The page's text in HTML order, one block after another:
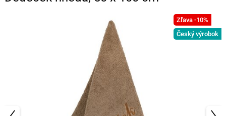
Zľava -10%
Český výrobok